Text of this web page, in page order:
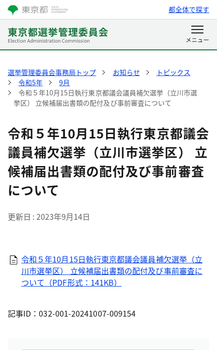
都全体で探す
選挙管理委員会事務局トップ お知らせ
トピックス
令和5年
9月
令和５年10月15日執行東京都議会議員補欠選挙（立川市選
挙区） 立候補届出書類の配付及び事前審査について
令和５年10月15日執行東京都議会
議員補欠選挙（立川市選挙区） 立
候補届出書類の配付及び事前審査
について
更新日 2023年9月14日
令和５年10月15日執行東京都議会議員補欠選挙（立
川市選挙区） 立候補届出書類の配付及び事前審査に
ついて（PDF形式：141KB）
記事ID：032-001-20241007-009154